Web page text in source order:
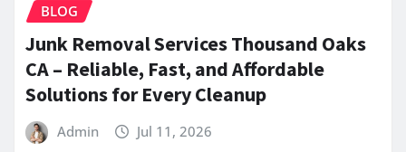
BLOG
Junk Removal Services Thousand Oaks
CA – Reliable, Fast, and Affordable
Solutions for Every Cleanup
Admin Jul 11, 2026